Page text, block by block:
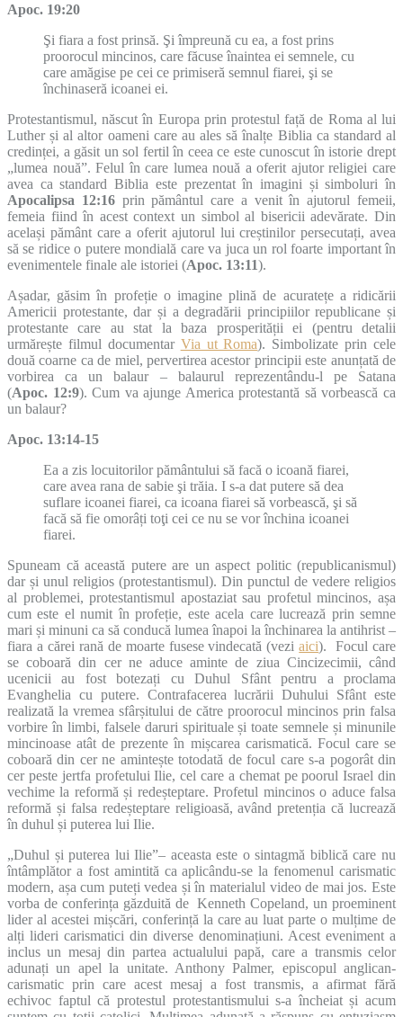
Apoc. 19:20
Şi fiara a fost prinsă. Şi împreună cu ea, a fost prins
proorocul mincinos, care făcuse înaintea ei semnele, cu
care amăgise pe cei ce primiseră semnul fiarei, şi se
închinaseră icoanei ei.
Protestantismul, născut în Europa prin protestul față de Roma al lui
Luther și al altor oameni care au ales să înalțe Biblia ca standard al
credinței, a găsit un sol fertil în ceea ce este cunoscut în istorie drept
„lumea nouă”. Felul în care lumea nouă a oferit ajutor religiei care
avea ca standard Biblia este prezentat în imagini și simboluri în
Apocalipsa 12:16prin pământul care a venit în ajutorul femeii,
femeia fiind în acest context un simbol al bisericii adevărate. Din
același pământ care a oferit ajutorul lui creștinilor persecutați, avea
să se ridice o putere mondială care va juca un rol foarte important în
evenimentele finale ale istoriei (Apoc. 13:11).
Așadar, găsim în profeție o imagine plină de acuratețe a ridicării
Americii protestante, dar și a degradării principiilor republicane și
protestante care au stat la baza prosperității ei (pentru detalii
urmărește filmul documentar Via ut Roma). Simbolizate prin cele
două coarne ca de miel, pervertirea acestor principii este anunțată de
vorbirea ca un balaur – balaurul reprezentându-l pe Satana
(Apoc. 12:9). Cum va ajunge America protestantă să vorbească ca
un balaur?
Apoc. 13:14-15
Ea a zis locuitorilor pământului să facă o icoană fiarei,
care avea rana de sabie şi trăia. I s-a dat putere să dea
suflare icoanei fiarei, ca icoana fiarei să vorbească, şi să
facă să fie omorâți toţi cei ce nu se vor închina icoanei
fiarei.
Spuneam că această putere are un aspect politic (republicanismul)
dar și unul religios (protestantismul). Din punctul de vedere religios
al problemei, protestantismul apostaziat sau profetul mincinos, așa
cum este el numit în profeție, este acela care lucrează prin semne
mari și minuni ca să conducă lumea înapoi la închinarea la antihrist –
fiara a cărei rană de moarte fusese vindecată (veziaici). Focul care
se coboară din cer ne aduce aminte de ziua Cincizecimii, când
ucenicii au fost botezați cu Duhul Sfânt pentru a proclama
Evanghelia cu putere. Contrafacerea lucrării Duhului Sfânt este
realizată la vremea sfârșitului de către proorocul mincinos prin falsa
vorbire în limbi, falsele daruri spirituale și toate semnele și minunile
mincinoase atât de prezente în mișcarea carismatică. Focul care se
coboară din cer ne amintește totodată de focul care s-a pogorât din
cer peste jertfa profetului Ilie, cel care a chemat pe poorul Israel din
vechime la reformă și redeșteptare. Profetul mincinos o aduce falsa
reformă și falsa redeșteptare religioasă, având pretenția că lucrează
în duhul și puterea lui Ilie.
„Duhul și puterea lui Ilie”– aceasta este o sintagmă biblică care nu
întâmplător a fost amintită ca aplicându-se la fenomenul carismatic
modern, așa cum puteți vedea și în materialul video de mai jos. Este
vorba de conferința găzduită de Kenneth Copeland, un proeminent
lider al acestei mișcări, conferință la care au luat parte o mulțime de
alți lideri carismatici din diverse denominațiuni. Acest eveniment a
inclus un mesaj din partea actualului papă, care a transmis celor
adunați un apel la unitate. Anthony Palmer, episcopul anglican-
carismatic prin care acest mesaj a fost transmis, a afirmat fără
echivoc faptul că protestul protestantismului s-a încheiat și acum